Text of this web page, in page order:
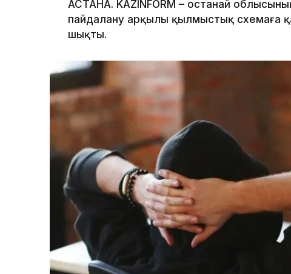
АСТАНА. KAZINFORM – Қостанай
пайдалану арқылы қылмыстық схемаға
шықты.